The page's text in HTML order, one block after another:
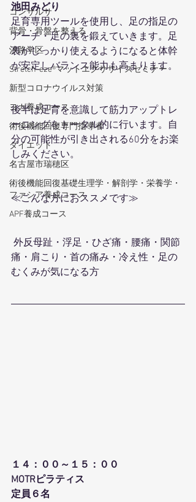
コンサルサ
背骨・骨盤を整える
汐路学区
Stretch-eze®マットエクササイズセミナー
新型コロナウイルス対策
ヨガ養成コース
術後機能回復専門指導者
ダイエット
名古屋市瑞穂区
術後機能回復基礎生理学・解剖学・栄養学・
ファシア養成コース
APF養成コース
池田みどり
足育専用ツールを使用し、足の指足の
アーチ・足の裏を鍛えていきます。足
裏がしっかり使えるようになると体幹
が安定しバランス能力も高まります。
後半は足育を意識して筋力アップトレ
ーニングをトータル的に行います。自
分の可能性が引き出される60分をお楽
しみください。
≪こんな方におススメです≫
痛・肩こり・首の痛み・冷え性・足の
むくみが気になる方
１４：００～１５：００
MOTRピラティス
定員６名